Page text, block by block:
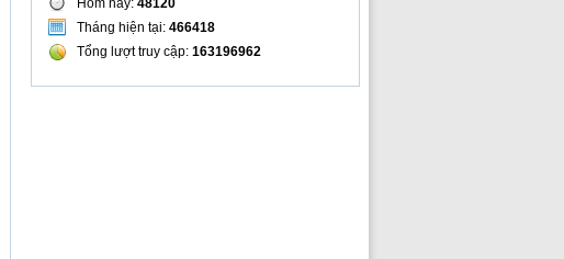
Hôm nay: 48120
Tháng hiện tại: 466418
Tổng lượt truy cập: 163196962